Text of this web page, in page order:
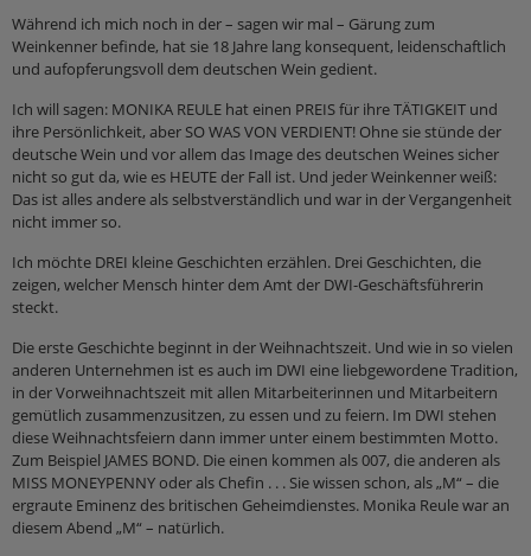
Während ich mich noch in der – sagen wir mal – Gärung zum
Weinkenner befinde, hat sie 18 Jahre lang konsequent, leidenschaftlich
und aufopferungsvoll dem deutschen Wein gedient.
Ich will sagen: MONIKA REULE hat einen PREIS für ihre TÄTIGKEIT und
ihre Persönlichkeit, aber SO WAS VON VERDIENT! Ohne sie stünde der
deutsche Wein und vor allem das Image des deutschen Weines sicher
nicht so gut da, wie es HEUTE der Fall ist. Und jeder Weinkenner weiß:
Das ist alles andere als selbstverständlich und war in der Vergangenheit
nicht immer so.
Ich möchte DREI kleine Geschichten erzählen. Drei Geschichten, die
zeigen, welcher Mensch hinter dem Amt der DWI-Geschäftsführerin
steckt.
Die erste Geschichte beginnt in der Weihnachtszeit. Und wie in so vielen
anderen Unternehmen ist es auch im DWI eine liebgewordene Tradition,
in der Vorweihnachtszeit mit allen Mitarbeiterinnen und Mitarbeitern
gemütlich zusammenzusitzen, zu essen und zu feiern. Im DWI stehen
diese Weihnachtsfeiern dann immer unter einem bestimmten Motto.
Zum Beispiel JAMES BOND. Die einen kommen als 007, die anderen als
MISS MONEYPENNY oder als Chefin . . . Sie wissen schon, als „M“ – die
ergraute Eminenz des britischen Geheimdienstes. Monika Reule war an
diesem Abend „M“ – natürlich.